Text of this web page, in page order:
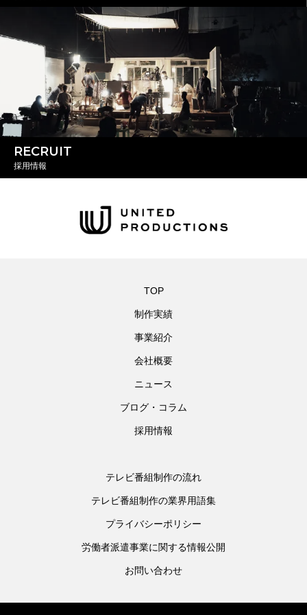
RECRUIT
採用情報
TOP
制作実績
事業紹介
会社概要
ニュース
ブログ・コラム
採用情報
テレビ番組制作の流れ
テレビ番組制作の業界用語集
プライバシーポリシー
労働者派遣事業に関する情報公開
お問い合わせ